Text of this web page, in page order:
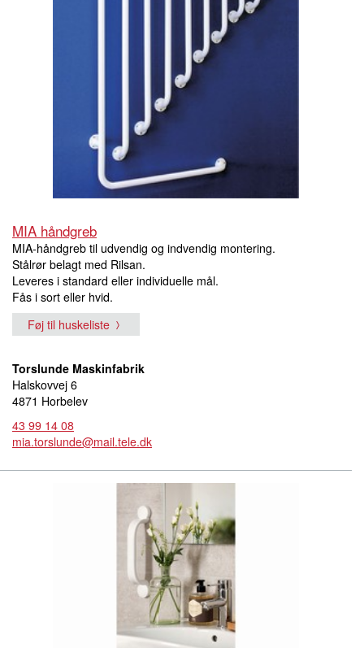
MIA håndgreb
MIA-håndgreb til udvendig og indvendig montering.
Stålrør belagt med Rilsan.
Leveres i standard eller individuelle mål.
Fås i sort eller hvid.
Føj til huskeliste
Torslunde Maskinfabrik
Halskovvej 6
4871 Horbelev
43 99 14 08
mia.torslunde@mail.tele.dk